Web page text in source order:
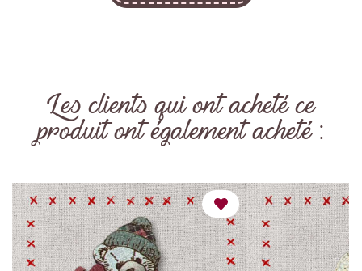
Les clients qui ont acheté ce
produit ont également acheté :